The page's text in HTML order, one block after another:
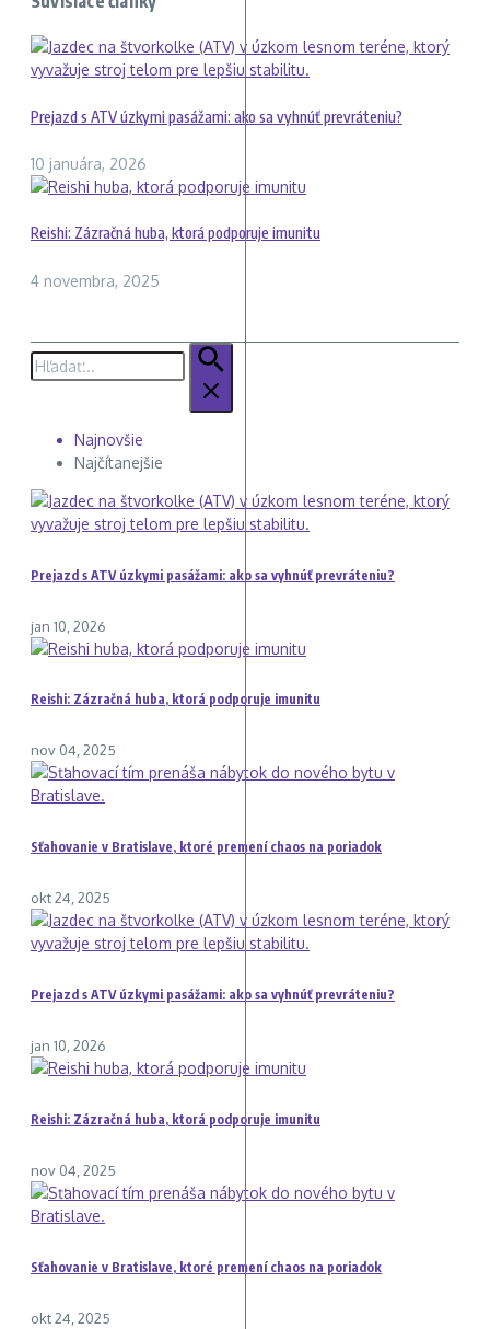
Prejazd s ATV úzkymi pasážami: ako sa vyhnúť prevráteniu?
10 januára, 2026
Reishi: Zázračná huba, ktorá podporuje imunitu
4 novembra, 2025
Hľadať:
Najnovšie
Najčítanejšie
Prejazd s ATV úzkymi pasážami: ako sa vyhnúť prevráteniu?
jan 10, 2026
Reishi: Zázračná huba, ktorá podporuje imunitu
nov 04, 2025
Sťahovanie v Bratislave, ktoré premení chaos na poriadok
okt 24, 2025
Prejazd s ATV úzkymi pasážami: ako sa vyhnúť prevráteniu?
jan 10, 2026
Reishi: Zázračná huba, ktorá podporuje imunitu
nov 04, 2025
Sťahovanie v Bratislave, ktoré premení chaos na poriadok
okt 24, 2025